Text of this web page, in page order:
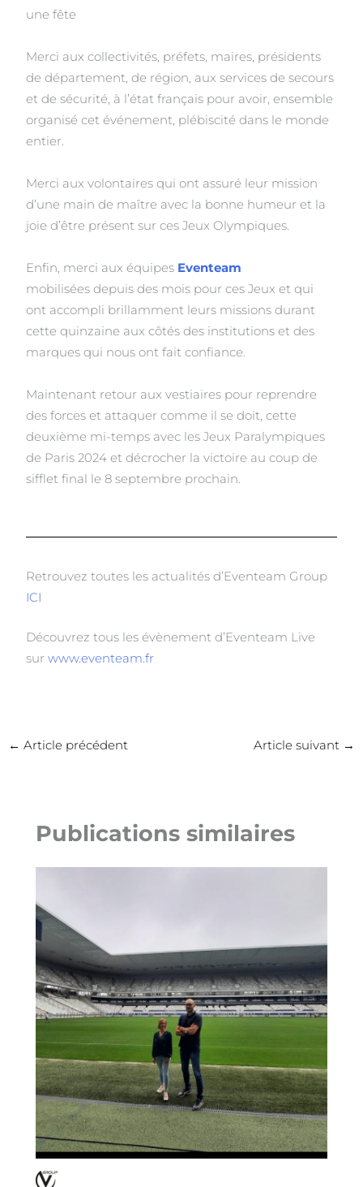
une fête
Merci aux collectivités, préfets, maires, présidents
de département, de région, aux services de secours
et de sécurité, à l’état français pour avoir, ensemble
organisé cet événement, plébiscité dans le monde
entier.
Merci aux volontaires qui ont assuré leur mission
d’une main de maître avec la bonne humeur et la
joie d’être présent sur ces Jeux Olympiques.
Enfin, merci aux équipes Eventeam
mobilisées depuis des mois pour ces Jeux et qui
ont accompli brillamment leurs missions durant
cette quinzaine aux côtés des institutions et des
marques qui nous ont fait confiance.
Maintenant retour aux vestiaires pour reprendre
des forces et attaquer comme il se doit, cette
deuxième mi-temps avec les Jeux Paralympiques
de Paris 2024 et décrocher la victoire au coup de
sifflet final le 8 septembre prochain.
Retrouvez toutes les actualités d’Eventeam Group
ICI
Découvrez tous les évènement d’Eventeam Live
surwww.eventeam.fr
← Article précédent Article suivant →
Publications similaires